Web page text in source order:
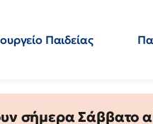
Παιδείας
σήμερα Σάββατο